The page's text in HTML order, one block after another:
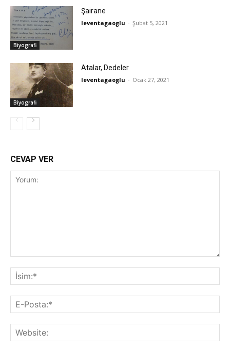
Biyografi
Şairane
leventagaoglu - Şubat 5, 2021
Biyografi
Atalar, Dedeler
leventagaoglu - Ocak 27, 2021
CEVAP VER